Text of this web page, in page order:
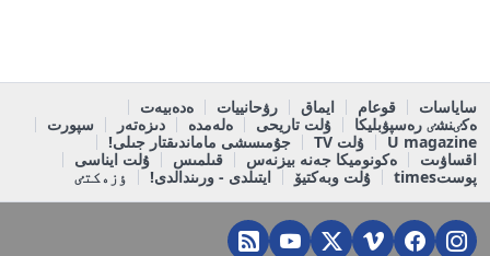
ساياسات قوعام ايماق رۋحانييات
ەدەبيەت
ەكٸنشٸ رەسپۋبليكا
ۇلت تاريحى ەلەمدە دىزەتەر
سپورت
U magazine
ۇلت TV
جۇمىسشى ماماندىقتار جىلى!
اقساۋىت
ەكونوميكا جەنە بيزنەس قىلمىس
ۇلت ايناسى
پوستtimes
ۇلت وبەكتيۆ ايتىلدى - ورىندالدى! ٶزەكتٸ